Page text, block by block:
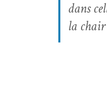
dans
la chair